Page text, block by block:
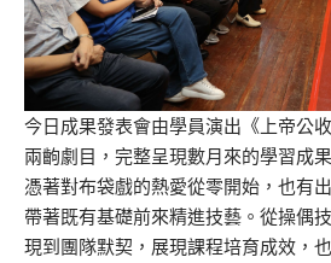
今日成果發表會由學員演出《上帝公
兩齣劇目，完整呈現數月來的學習成
憑著對布袋戲的熱愛從零開始，也有
帶著既有基礎前來精進技藝。從操偶
現到團隊默契，展現課程培育成效，